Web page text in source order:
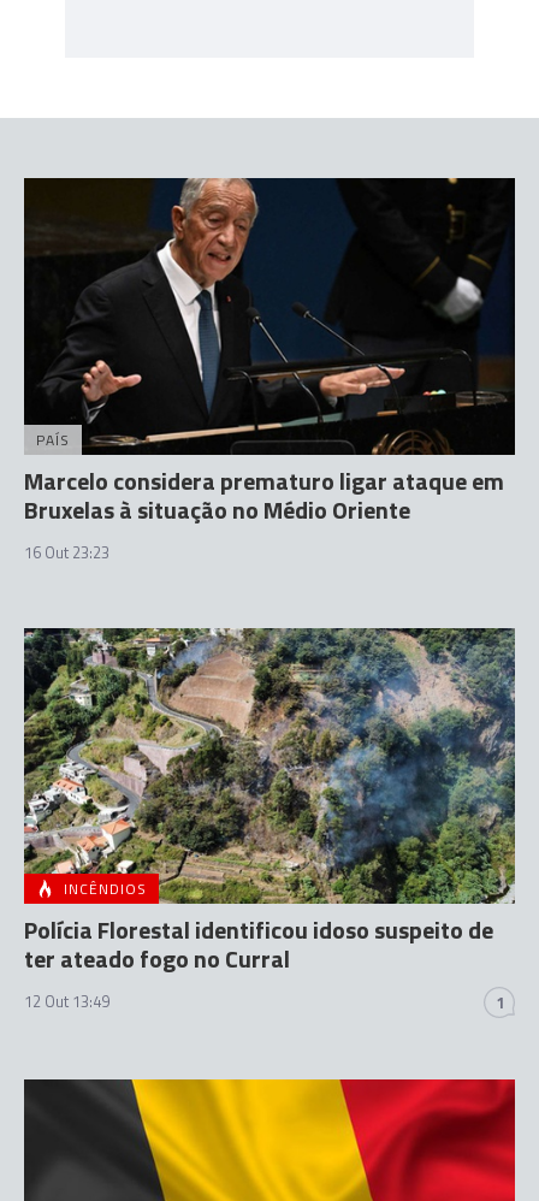
PAÍS
Marcelo considera prematuro ligar ataque em
Bruxelas à situação no Médio Oriente
16 Out 23:23
INCÊNDIOS
Polícia Florestal identificou idoso suspeito de
ter ateado fogo no Curral
12 Out 13:49 1